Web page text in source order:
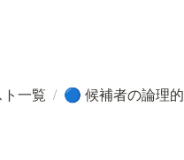
一覧 / 🔵 候補者の論理的